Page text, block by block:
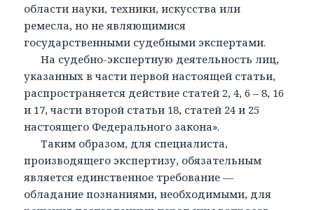
области науки, техники, искусства или
ремесла, но не являющимися
государственными судебными экспертами.
На судебно-экспертную деятельность лиц,
указанных в части первой настоящей статьи,
распространяется действие статей 2, 4, 6 – 8, 16
и 17, части второй статьи 18, статей 24 и 25
настоящего Федерального закона».
Таким образом, для специалиста,
производящего экспертизу, обязательным
является единственное требование —
обладание познаниями, необходимыми, для